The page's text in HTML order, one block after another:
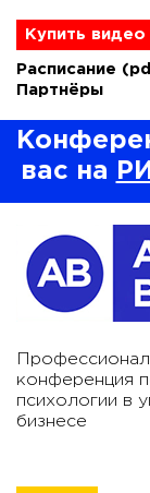
Купить видео
Расписание
Партнёры
вас на
конференция
психологии в
бизнесе